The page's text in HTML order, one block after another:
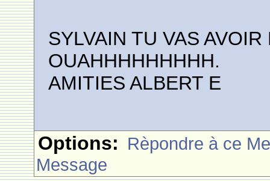
SYLVAIN TU VAS AVOIR
OUAHHHHHHHHH.
AMITIES ALBERT E
Options: Rèpondre à ce
Message